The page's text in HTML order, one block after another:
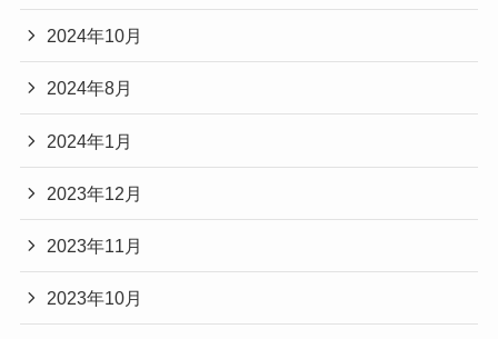
2024年10月
2024年8月
2024年1月
2023年12月
2023年11月
2023年10月